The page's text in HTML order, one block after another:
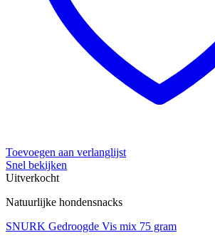
Toevoegen aan verlanglijst
Snel bekijken
Uitverkocht
Natuurlijke hondensnacks
SNURK Gedroogde Vis mix 75 gram